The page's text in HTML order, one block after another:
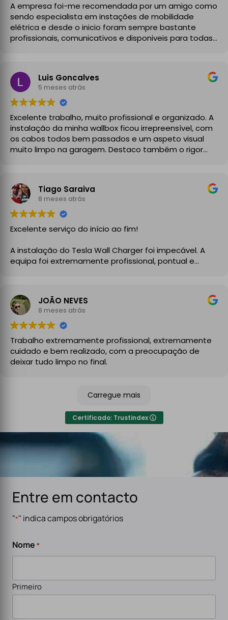
A empresa foi-me recomendada por um amigo como
sendo especialista em instações de mobilidade
elétrica e desde o inicio foram sempre bastante
profissionais, comunicativos e disponiveis para todas
A instalação de tomada reforçada em garagem
partilhada correu na perfeição e nos prazos
combinados, sendo que fizeram toda a limpeza e
explicações necessárias. Recomendado
Luis Goncalves
5 meses atrás
Excelente trabalho, muito profissional e organizado. A
instalação da minha wallbox ficou irrepreensível, com
os cabos todos bem passados e um aspeto visual
muito limpo na garagem. Destaco também o rigor
garantindo toda a segurança e legalidade.
Recomendo vivamente!
Tiago Saraiva
8 meses atrás
Excelente serviço do início ao fim!
A instalação do Tesla Wall Charger foi impecável. A
equipa foi extremamente profissional, pontual e
clareza, aconselharam a melhor solução para a minha
instalação elétrica e executaram o trabalho com
enorme cuidado.
A instalação ficou perfeita, organizada e totalmente
funcional, com atenção aos detalhes e à segurança.
No final, deixaram tudo limpo e testado, pronto a usar.
um serviço de eletricidade de confiança,
especialmente para carregadores de veículos
elétricos. Serviço rápido, eficiente e de alta qualidade.
JOÃO NEVES
8 meses atrás
Trabalho extremamente profissional, extremamente
cuidado e bem realizado, com a preocupação de
deixar tudo limpo no final.
Carregue mais
Certificado: Trustindex
Entre em contacto
"*" indica campos obrigatórios
Nome *
Primeiro